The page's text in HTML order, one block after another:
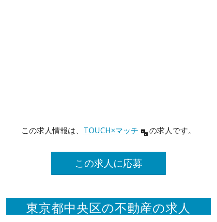
この求人情報は、 TOUCH×マッチ の求人です。
この求人に応募
東京都中央区の不動産の求人